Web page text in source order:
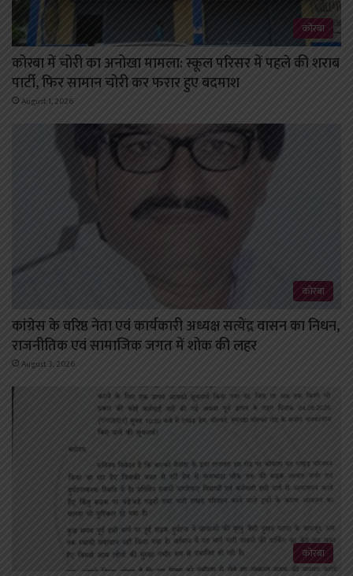
कोरबा
कोरबा में चोरी का अनोखा मामला: स्कूल परिसर में पहले की शराब
पार्टी, फिर सामान चोरी कर फरार हुए बदमाश
August 1, 2026
कोरबा
कांग्रेस के वरिष्ठ नेता एवं कार्यकारी अध्यक्ष सत्येंद्र वासन का निधन,
राजनीतिक एवं सामाजिक जगत में शोक की लहर
August 3, 2026
कोरबा